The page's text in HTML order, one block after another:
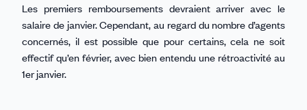
Les premiers remboursements devraient arriver avec le
salaire de janvier. Cependant, au regard du nombre d’agents
concernés, il est possible que pour certains, cela ne soit
effectif qu’en février, avec bien entendu une rétroactivité au
1er janvier.